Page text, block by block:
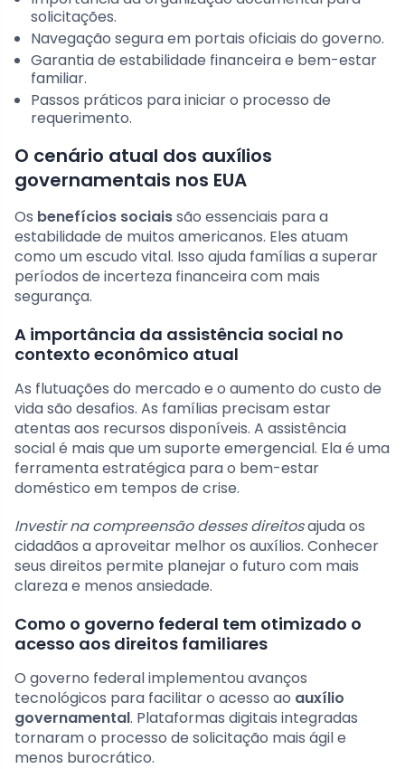
solicitações.
Navegação segura em portais oficiais do governo.
Garantia de estabilidade financeira e bem-estar
familiar.
Passos práticos para iniciar o processo de
requerimento.
O cenário atual dos auxílios
governamentais nos EUA
Os benefícios sociaissão essenciais para a
estabilidade de muitos americanos. Eles atuam
como um escudo vital. Isso ajuda famílias a superar
períodos de incerteza financeira com mais
segurança.
A importância da assistência social no
contexto econômico atual
As flutuações do mercado e o aumento do custo de
vida são desafios. As famílias precisam estar
atentas aos recursos disponíveis. A assistência
social é mais que um suporte emergencial. Ela é uma
ferramenta estratégica para o bem-estar
doméstico em tempos de crise.
Investir na compreensão desses direitosajuda os
cidadãos a aproveitar melhor os auxílios. Conhecer
seus direitos permite planejar o futuro com mais
clareza e menos ansiedade.
Como o governo federal tem otimizado o
acesso aos direitos familiares
O governo federal implementou avanços
tecnológicos para facilitar o acesso ao auxílio
governamental. Plataformas digitais integradas
tornaram o processo de solicitação mais ágil e
menos burocrático.